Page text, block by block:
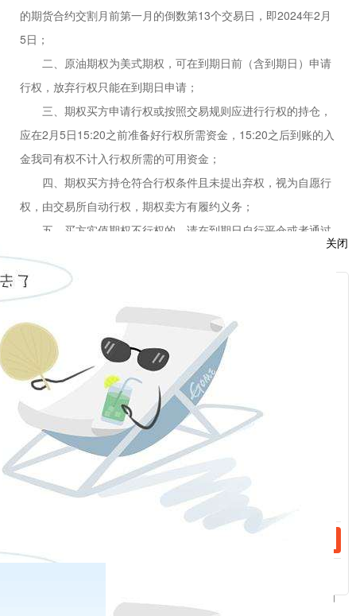
的期货合约交割月前第一月的倒数第13个交易日，即2024年2月
5日；
二、 原油期权为美式期权，可在到期日前（含到期日）申请
行权， 放弃行权只能在到期日申请；
三、期权买方申请行权或按照交易规则应进行行权的持仓，
应在2月5日15:20之前准备好行权所需资金， 15:20之后到账的入
金我司有权不计入行权所需的可用资金；
四、期权买方持仓符合行权条件且未提出弃权，视为自愿行
权，由交易所自动行权，期权卖方有履约义务；
五、 买方实值期权不行权的，请在到期日自行平仓或者通过
自助交易终端或向我司提交放弃行权申请。买方虚值期权要行权
的，请通过自助交易终端或向我司提交行权申请，否则默认放弃
行权；
特此通知。
请广大投资者认真学习交易所发布的关于期权交易规则及其
他相关资料，随着到期日临近，期权的价格风险以及流动性风险
均会进一步加大，敬请广大投资者时刻关注账户情况，理性
易临近到期期权合约，根据实际情况妥善处理持仓，
行权与履约风险！
关于调整碳酸锂期货lc2407合约交易手续费的通知
关闭
：
：